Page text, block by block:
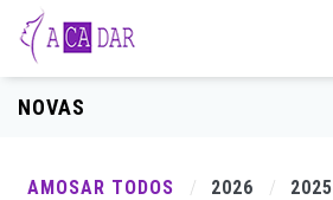
NOVAS
AMOSAR TODOS 2026 2025